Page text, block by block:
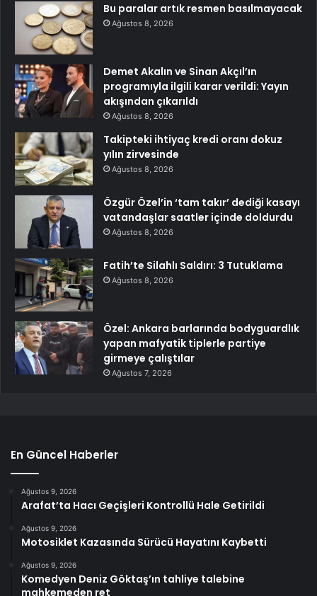
Bu paralar artık resmen basılmayacak
Ağustos 8, 2026
Demet Akalın ve Sinan Akçıl’ın
programıyla ilgili karar verildi: Yayın
akışından çıkarıldı
Ağustos 8, 2026
Takipteki ihtiyaç kredi oranı dokuz
yılın zirvesinde
Ağustos 8, 2026
Özgür Özel’in ‘tam takır’ dediği kasayı
vatandaşlar saatler içinde doldurdu
Ağustos 8, 2026
Fatih’te Silahlı Saldırı: 3 Tutuklama
Ağustos 8, 2026
Özel: Ankara barlarında bodyguardlık
yapan mafyatik tiplerle partiye
girmeye çalıştılar
Ağustos 7, 2026
En Güncel Haberler
Ağustos 9, 2026
Arafat’ta Hacı Geçişleri Kontrollü Hale Getirildi
Ağustos 9, 2026
Motosiklet Kazasında Sürücü Hayatını Kaybetti
Ağustos 9, 2026
Komedyen Deniz Göktaş’ın tahliye talebine
mahkemeden ret